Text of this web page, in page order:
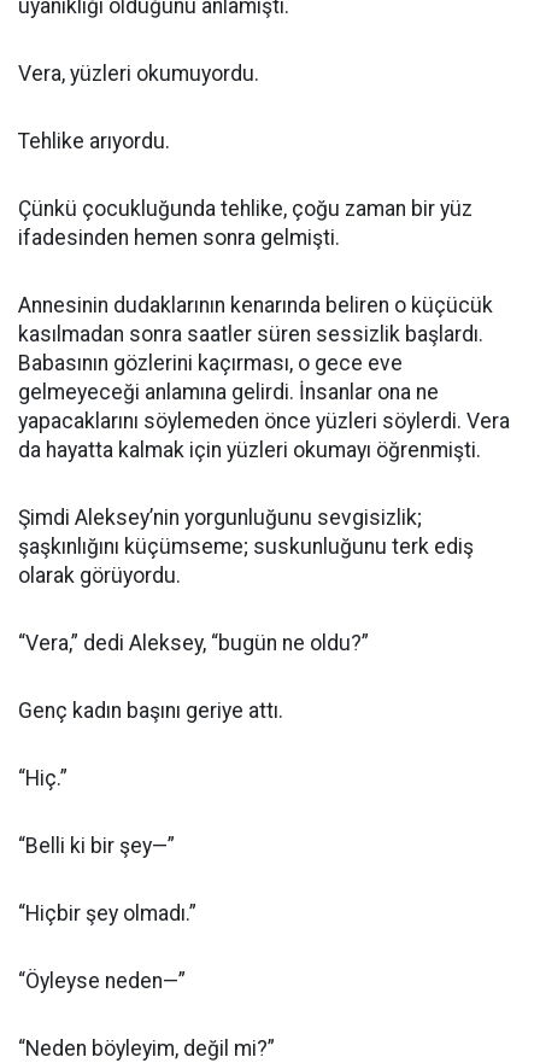
uyanıklığı olduğunu anlamıştı.
Vera, yüzleri okumuyordu.
Tehlike arıyordu.
Çünkü çocukluğunda tehlike, çoğu zaman bir yüz
ifadesinden hemen sonra gelmişti.
Annesinin dudaklarının kenarında beliren o küçücük
kasılmadan sonra saatler süren sessizlik başlardı.
Babasının gözlerini kaçırması, o gece eve
gelmeyeceği anlamına gelirdi. İnsanlar ona ne
yapacaklarını söylemeden önce yüzleri söylerdi. Vera
da hayatta kalmak için yüzleri okumayı öğrenmişti.
Şimdi Aleksey’nin yorgunluğunu sevgisizlik;
şaşkınlığını küçümseme; suskunluğunu terk ediş
olarak görüyordu.
“Vera,” dedi Aleksey, “bugün ne oldu?”
Genç kadın başını geriye attı.
“Hiç.”
“Belli ki bir şey—”
“Hiçbir şey olmadı.”
“Öyleyse neden—”
“Neden böyleyim, değil mi?”